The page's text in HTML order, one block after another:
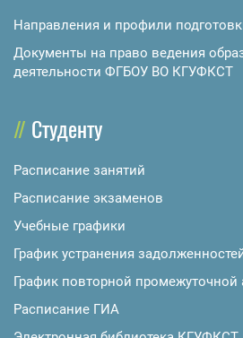
Направления и профили
Документы на право ведения
деятельности ФГБОУ ВО КГУФКСТ
Студенту
Расписание занятий
Расписание экзаменов
Учебные графики
График устранения
График повторной промежуточной
Расписание ГИА